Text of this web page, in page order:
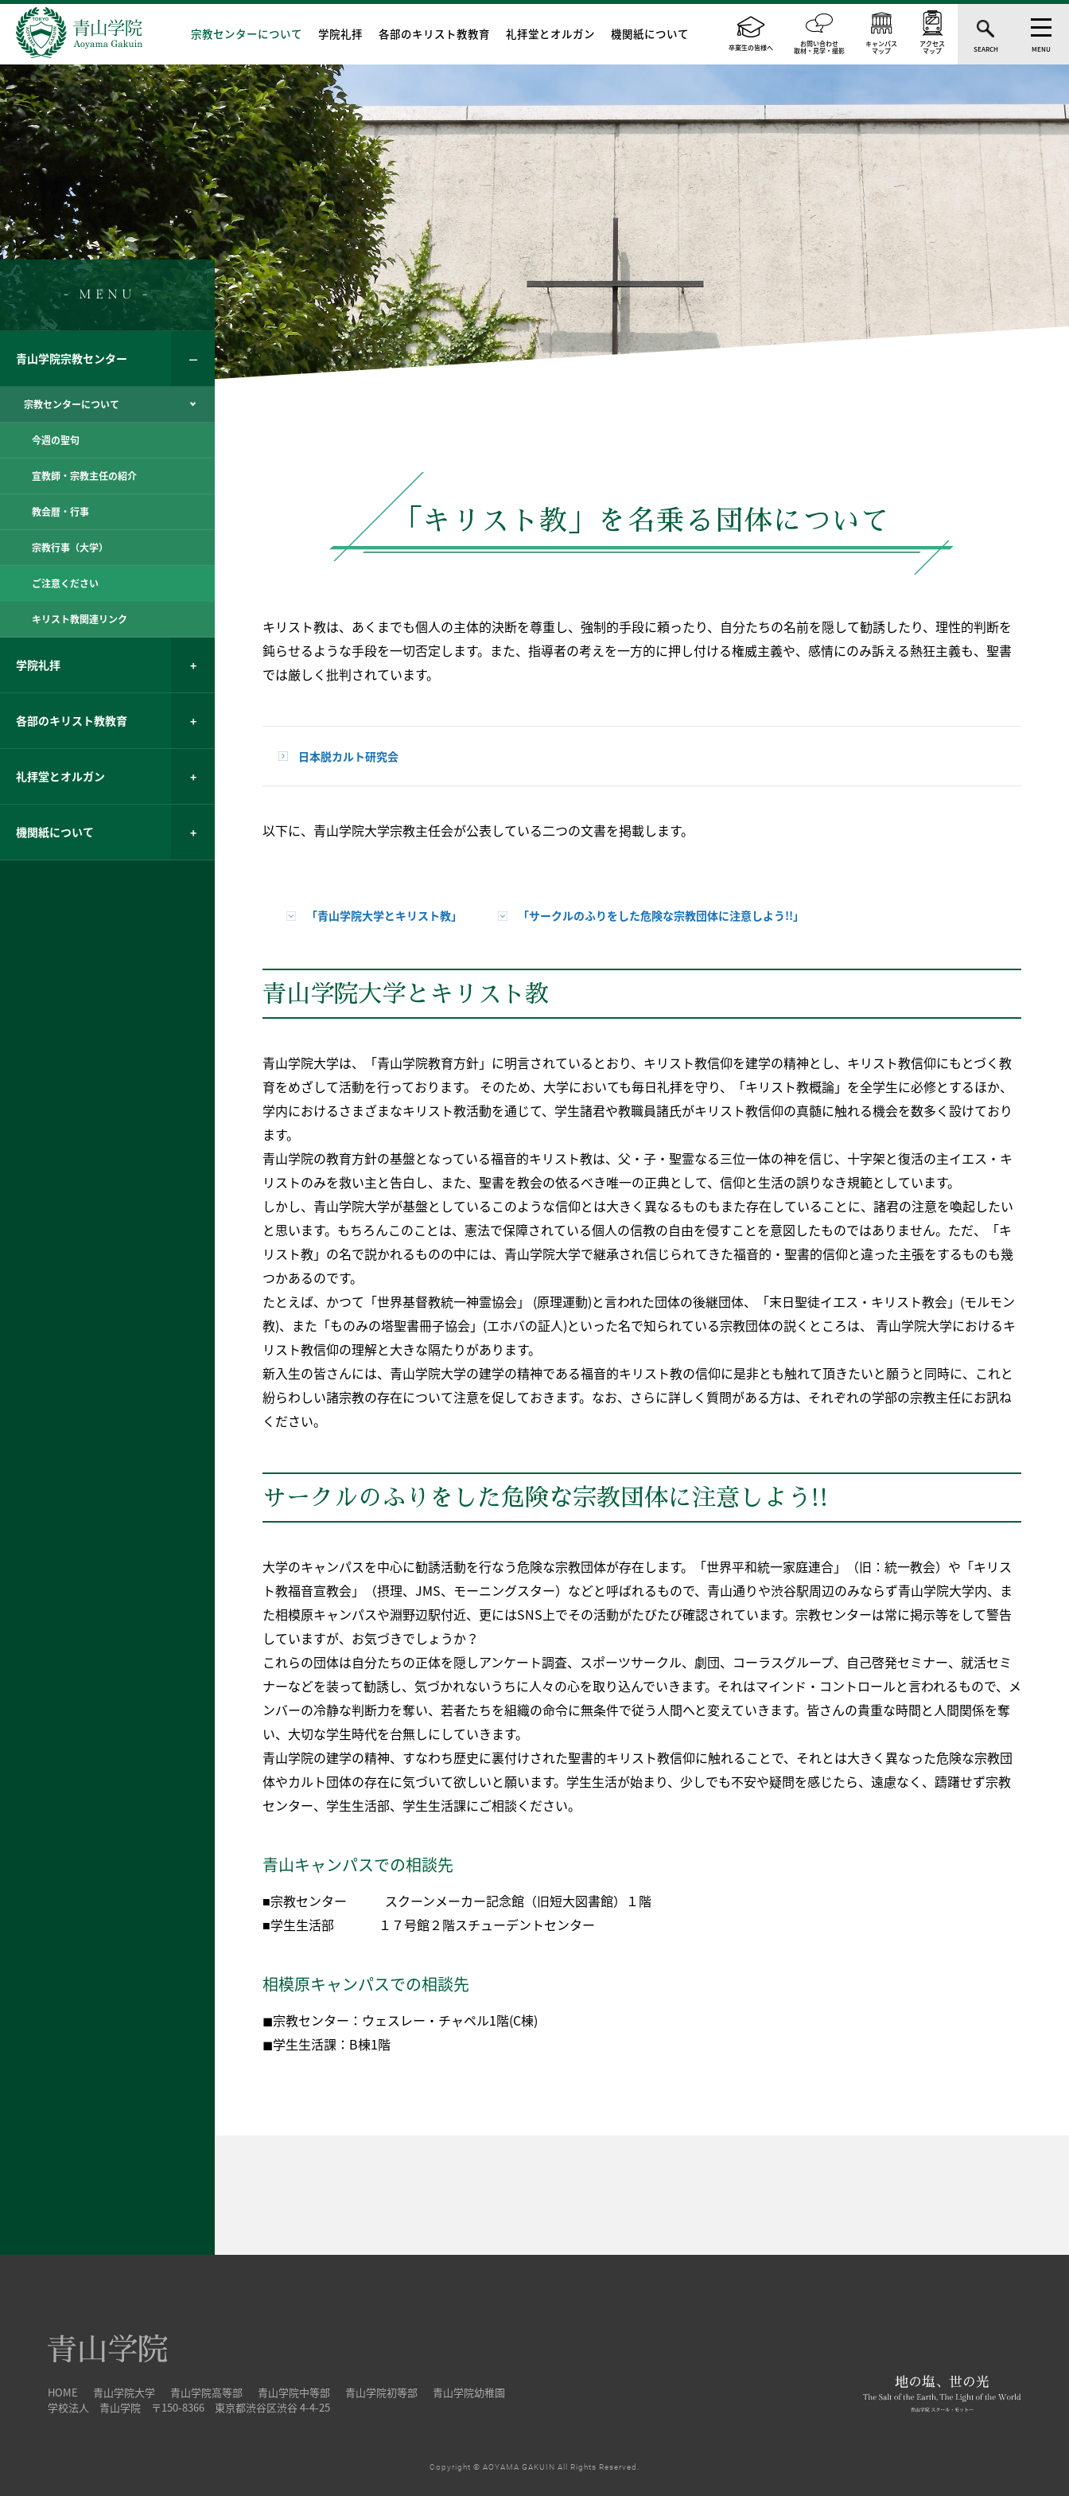
宗教センターについて 学院礼拝 各部のキリスト教教育 礼拝堂とオルガン 機関紙について
卒業生の皆様へ お問い合わせ
取材・見学・撮影
キャンパス
マップ
アクセス
マップ SEARCH MENU
- MENU -
青山学院宗教センター
宗教センターについて
今週の聖句
宣教師・宗教主任の紹介
教会暦・行事
宗教行事（大学）
ご注意ください
キリスト教関連リンク
学院礼拝
各部のキリスト教教育
礼拝堂とオルガン
機関紙について
「キリスト教」を名乗る団体について
キリスト教は、あくまでも個人の主体的決断を尊重し、強制的手段に頼ったり、自分たちの名前を隠して勧誘したり、理性的判断を
鈍らせるような手段を一切否定します。また、指導者の考えを一方的に押し付ける権威主義や、感情にのみ訴える熱狂主義も、聖書
では厳しく批判されています。
日本脱カルト研究会
以下に、青山学院大学宗教主任会が公表している二つの文書を掲載します。
「青山学院大学とキリスト教」 「サークルのふりをした危険な宗教団体に注意しよう!!」
青山学院大学とキリスト教
青山学院大学は、「青山学院教育方針」に明言されているとおり、キリスト教信仰を建学の精神とし、キリスト教信仰にもとづく教
育をめざして活動を行っております。 そのため、大学においても毎日礼拝を守り、「キリスト教概論」を全学生に必修とするほか、
学内におけるさまざまなキリスト教活動を通じて、学生諸君や教職員諸氏がキリスト教信仰の真髄に触れる機会を数多く設けており
ます。
青山学院の教育方針の基盤となっている福音的キリスト教は、父・子・聖霊なる三位一体の神を信じ、十字架と復活の主イエス・キ
リストのみを救い主と告白し、また、聖書を教会の依るべき唯一の正典として、信仰と生活の誤りなき規範としています。
しかし、青山学院大学が基盤としているこのような信仰とは大きく異なるものもまた存在していることに、諸君の注意を喚起したい
と思います。もちろんこのことは、憲法で保障されている個人の信教の自由を侵すことを意図したものではありません。ただ、「キ
リスト教」の名で説かれるものの中には、青山学院大学で継承され信じられてきた福音的・聖書的信仰と違った主張をするものも幾
つかあるのです。
たとえば、かつて「世界基督教統一神霊協会」 (原理運動)と言われた団体の後継団体、「末日聖徒イエス・キリスト教会」(モルモン
教)、また「ものみの塔聖書冊子協会」(エホバの証人)といった名で知られている宗教団体の説くところは、 青山学院大学におけるキ
リスト教信仰の理解と大きな隔たりがあります。
新入生の皆さんには、青山学院大学の建学の精神である福音的キリスト教の信仰に是非とも触れて頂きたいと願うと同時に、これと
紛らわしい諸宗教の存在について注意を促しておきます。なお、さらに詳しく質問がある方は、それぞれの学部の宗教主任にお訊ね
ください。
サークルのふりをした危険な宗教団体に注意しよう!!
大学のキャンパスを中心に勧誘活動を行なう危険な宗教団体が存在します。「世界平和統一家庭連合」（旧：統一教会）や「キリス
ト教福音宣教会」（摂理、JMS、モーニングスター）などと呼ばれるもので、青山通りや渋谷駅周辺のみならず青山学院大学内、ま
た相模原キャンパスや淵野辺駅付近、更にはSNS上でその活動がたびたび確認されています。宗教センターは常に掲示等をして警告
していますが、お気づきでしょうか？
これらの団体は自分たちの正体を隠しアンケート調査、スポーツサークル、劇団、コーラスグループ、自己啓発セミナー、就活セミ
ナーなどを装って勧誘し、気づかれないうちに人々の心を取り込んでいきます。それはマインド・コントロールと言われるもので、メ
ンバーの冷静な判断力を奪い、若者たちを組織の命令に無条件で従う人間へと変えていきます。皆さんの貴重な時間と人間関係を奪
い、大切な学生時代を台無しにしていきます。
青山学院の建学の精神、すなわち歴史に裏付けされた聖書的キリスト教信仰に触れることで、それとは大きく異なった危険な宗教団
体やカルト団体の存在に気づいて欲しいと願います。学生生活が始まり、少しでも不安や疑問を感じたら、遠慮なく、躊躇せず宗教
センター、学生生活部、学生生活課にご相談ください。
青山キャンパスでの相談先
■宗教センター スクーンメーカー記念館（旧短大図書館）１階
■学生生活部 １７号館２階スチューデントセンター
相模原キャンパスでの相談先
◼︎宗教センター：ウェスレー・チャペル1階(C棟)
◼︎学生生活課：B棟1階
HOME 青山学院大学 青山学院高等部 青山学院中等部 青山学院初等部
青山学院幼稚園
学校法人 青山学院 〒150-8366 東京都渋谷区渋谷 4-4-25
Copyright © AOYAMA GAKUIN All Rights Reserved.